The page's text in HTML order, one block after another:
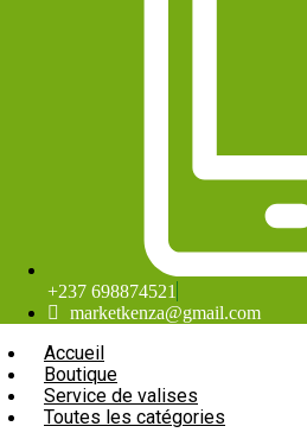
+237 698874521
marketkenza@gmail.com
Accueil
Boutique
Service de valises
Toutes les catégories